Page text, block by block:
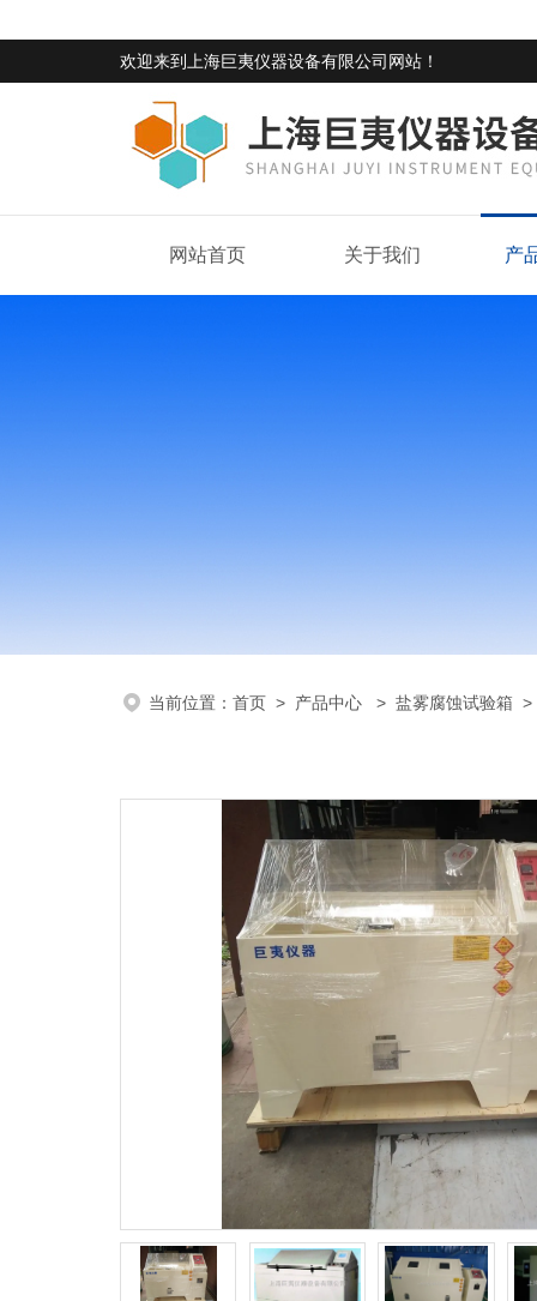
欢迎来到 上海巨夷仪器设备有限公司网站 ！
网站首页 关于我们 产
当前位置： 首页 > 产品中心 > 盐雾腐蚀试验箱